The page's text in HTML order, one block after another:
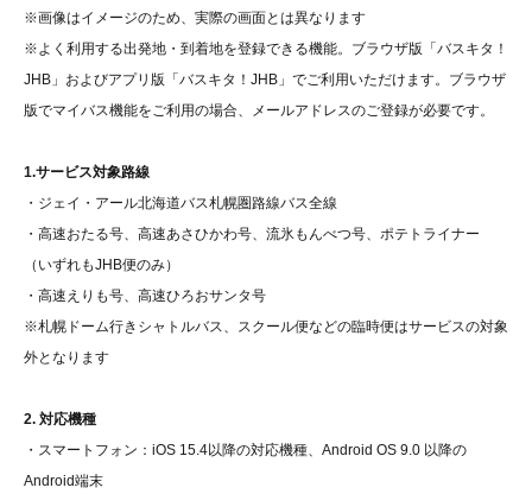
※画像はイメージのため、実際の画面とは異なります
※よく利用する出発地・到着地を登録できる機能。ブラウザ版「バスキタ！
JHB」およびアプリ版「バスキタ！JHB」でご利用いただけます。ブラウザ
版でマイバス機能をご利用の場合、メールアドレスのご登録が必要です。
1.サービス対象路線
・ジェイ・アール北海道バス札幌圏路線バス全線
・高速おたる号、高速あさひかわ号、流氷もんべつ号、ポテトライナー
（いずれもJHB便のみ）
・高速えりも号、高速ひろおサンタ号
※札幌ドーム行きシャトルバス、スクール便などの臨時便はサービスの対象
外となります
2. 対応機種
・スマートフォン：iOS 15.4以降の対応機種、Android OS 9.0 以降の
Android端末